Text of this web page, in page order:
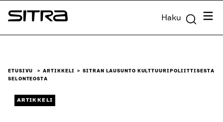
Siirry
suoraan
Sitra Haku
ETUSIVU ARTIKKELI
SITRAN LAUSUNTO KULTTUURIPOLIITTISESTA
SELONTEOSTA
ARTIKKELI